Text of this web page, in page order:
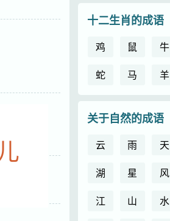
十二生肖的成语
鸡 鼠 牛
蛇
马 羊
关于自然的成语
云 雨 天
湖
星 风
江
山 水